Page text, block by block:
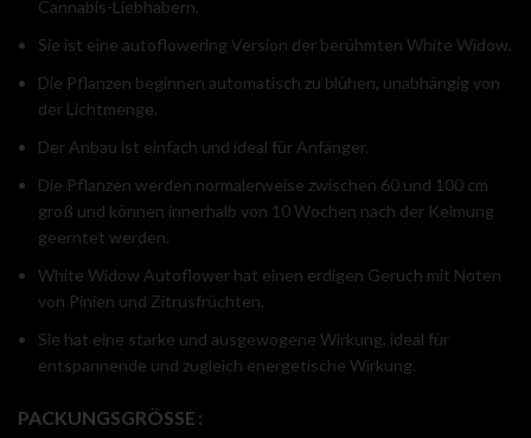
Cannabis-Liebhabern.
Sie ist eine autoflowering Version der berühmten White Widow.
Die Pflanzen beginnen automatisch zu blühen, unabhängig von
der Lichtmenge.
Der Anbau ist einfach und ideal für Anfänger.
Die Pflanzen werden normalerweise zwischen 60 und 100 cm
groß und können innerhalb von 10 Wochen nach der Keimung
geerntet werden.
White Widow Autoflower hat einen erdigen Geruch mit Noten
von Pinien und Zitrusfrüchten.
Sie hat eine starke und ausgewogene Wirkung, ideal für
entspannende und zugleich energetische Wirkung.
PACKUNGSGRÖSSE